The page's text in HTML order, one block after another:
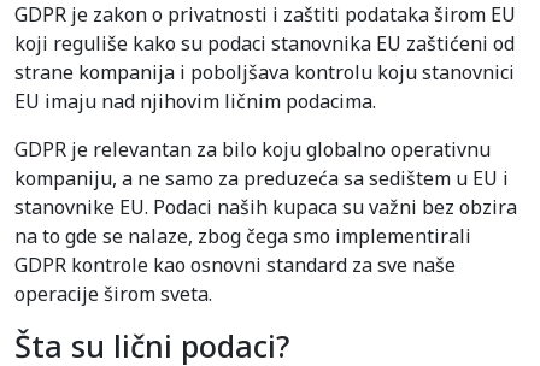
GDPR je zakon o privatnosti i zaštiti podataka širom EU
koji reguliše kako su podaci stanovnika EU zaštićeni od
strane kompanija i poboljšava kontrolu koju stanovnici
EU imaju nad njihovim ličnim podacima.
GDPR je relevantan za bilo koju globalno operativnu
kompaniju, a ne samo za preduzeća sa sedištem u EU i
stanovnike EU. Podaci naših kupaca su važni bez obzira
na to gde se nalaze, zbog čega smo implementirali
GDPR kontrole kao osnovni standard za sve naše
operacije širom sveta.
Šta su lični podaci?